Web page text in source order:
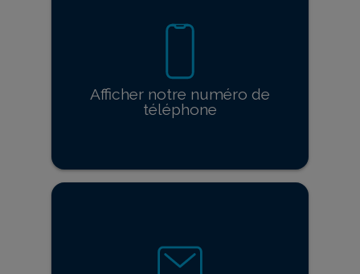
Afficher notre numéro de
téléphone